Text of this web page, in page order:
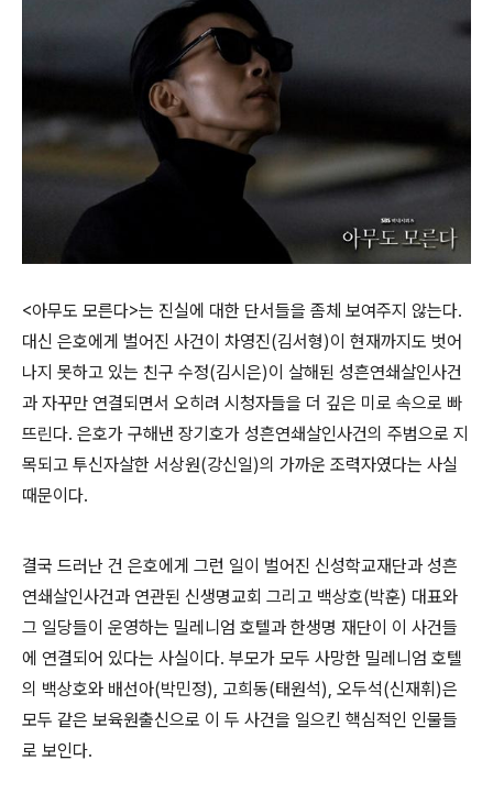
<아무도 모른다>는 진실에 대한 단서들을 좀체 보여주지 않는다.
대신 은호에게 벌어진 사건이 차영진(김서형)이 현재까지도 벗어
나지 못하고 있는 친구 수정(김시은)이 살해된 성흔연쇄살인사건
과 자꾸만 연결되면서 오히려 시청자들을 더 깊은 미로 속으로 빠
뜨린다. 은호가 구해낸 장기호가 성흔연쇄살인사건의 주범으로 지
목되고 투신자살한 서상원(강신일)의 가까운 조력자였다는 사실
때문이다.
결국 드러난 건 은호에게 그런 일이 벌어진 신성학교재단과 성흔
연쇄살인사건과 연관된 신생명교회 그리고 백상호(박훈) 대표와
그 일당들이 운영하는 밀레니엄 호텔과 한생명 재단이 이 사건들
에 연결되어 있다는 사실이다. 부모가 모두 사망한 밀레니엄 호텔
의 백상호와 배선아(박민정), 고희동(태원석), 오두석(신재휘)은
모두 같은 보육원출신으로 이 두 사건을 일으킨 핵심적인 인물들
로 보인다.